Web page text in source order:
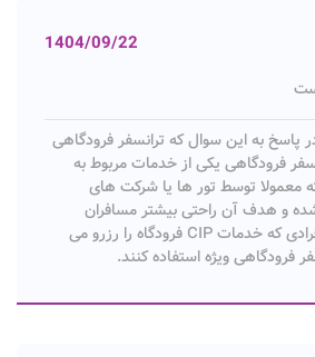
1404/09/22
پاسخ به این سوال که ترانسفر فرودگاهی
فرودگاهی یکی از خدمات مربوط به
توسط تور ها یا شرکت های
و هدف آن راحتی بیشتر مسافران
خواهد بود. همچنین افرادی که خدمات CIP فرودگاه را رزرو می
فرودگاهی ویژه استفاده کنند.